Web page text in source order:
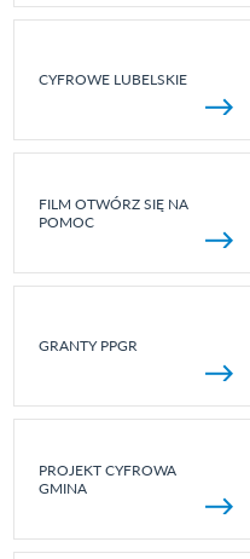
CYFROWE LUBELSKIE
FILM OTWÓRZ SIĘ NA
POMOC
GRANTY PPGR
PROJEKT CYFROWA
GMINA